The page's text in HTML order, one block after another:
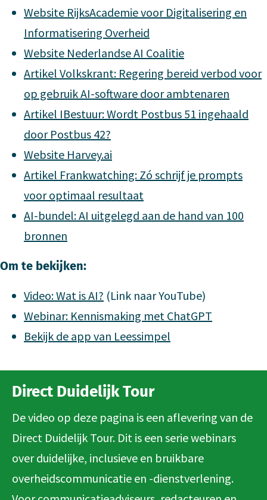
Website RijksAcademie voor Digitalisering en
Informatisering Overheid
Website Nederlandse AI Coalitie
Artikel Volkskrant: Regering bereid verbod voor
op gebruik AI-software door ambtenaren
Artikel IBestuur: Wordt Postbus 51 ingehaald
door Postbus 42?
Website Harvey.ai
Artikel Frankwatching: Zó schrijf je prompts
voor optimaal resultaat
AI-bundel: AI uitgelegd aan de hand van 100
bronnen
Om te bekijken:
Video: Wat is AI? (Link naar YouTube)
Webinar: Kennismaking met ChatGPT
Bekijk de app van Leessimpel
Direct Duidelijk Tour
De video op deze pagina is een aflevering van de
Direct Duidelijk Tour. Dit is een serie webinars
over duidelijke, inclusieve en bruikbare
overheidscommunicatie en -dienstverlening.